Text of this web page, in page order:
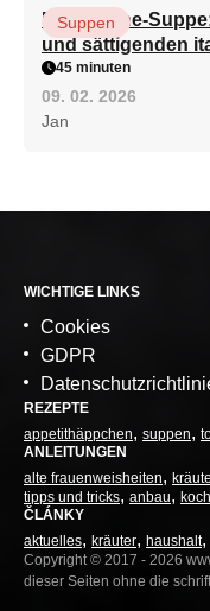
Minestrone-
und sättigenden
Suppen
45 minuten
09. 02. 2026
Jan
WICHTIGE LINKS
Cookies
GDPR
REZEPTE
appetithäppchen
suppen
ANLEITUNGEN
alte frauenweisheiten
tipps und tricks anbau
ČLÁNKY
aktuelles kräuter haushalt
Copyright © 2017 - 2026
dieser Seiten ohne die